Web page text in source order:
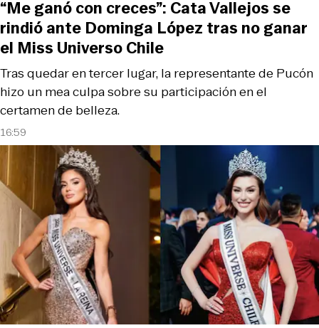
16:59
Tras quedar en tercer lugar, la representante de Pucón
hizo un mea culpa sobre su participación en el
certamen de belleza.
“Me ganó con creces”: Cata Vallejos se
rindió ante Dominga López tras no ganar
el Miss Universo Chile